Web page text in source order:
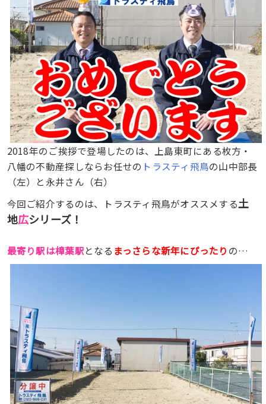
2018年のご挨拶で登場したのは、上島東町にある枚方・
八幡の不動産探しならお任せの トラスティ飛鳥の山中部長
（左）と永井さん（右）
今回ご紹介するのは、トラスティ飛鳥がオススメする土
地広シリーズ！
最寄り駅は樟葉駅となる まっさらな新年にぴったり の…